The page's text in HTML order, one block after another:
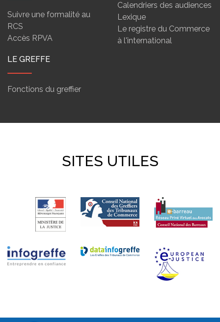
Suivre une formalité au
RCS
Accès RPVA
Calendriers des audiences
Lexique
Le registre du Commerce
à l'international
LE GREFFE
Fonctions du greffier
SITES UTILES